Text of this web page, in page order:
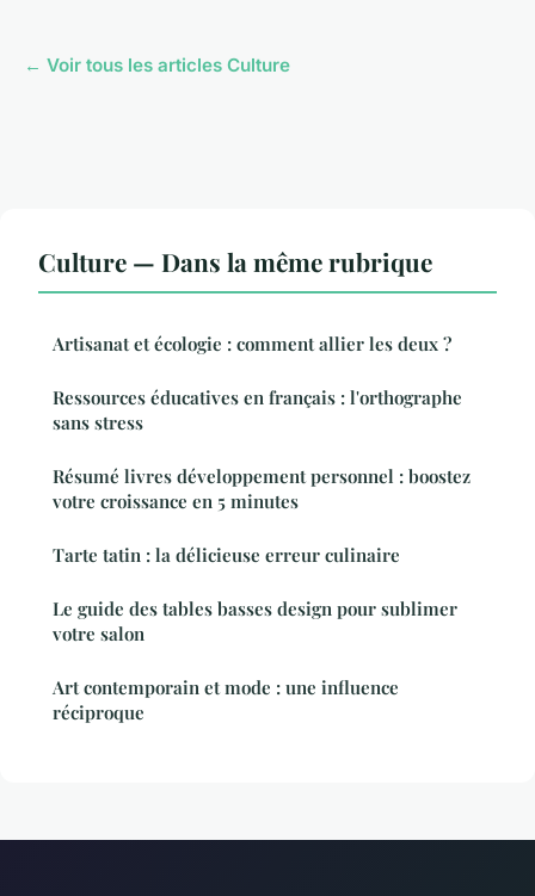
← Voir tous les articles Culture
Culture — Dans la même rubrique
Artisanat et écologie : comment allier les deux ?
Ressources éducatives en français : l'orthographe
sans stress
Résumé livres développement personnel : boostez
votre croissance en 5 minutes
Tarte tatin : la délicieuse erreur culinaire
Le guide des tables basses design pour sublimer
votre salon
Art contemporain et mode : une influence
réciproque